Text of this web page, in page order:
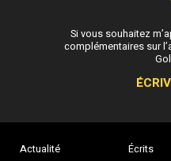
Actualité
Écrits
Si vous souhaitez
complémentaires sur